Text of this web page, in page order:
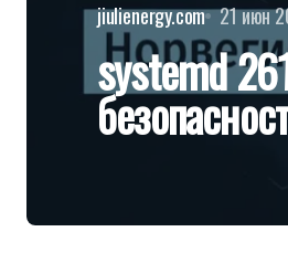
jiulienergy.com 21 июн
systemd